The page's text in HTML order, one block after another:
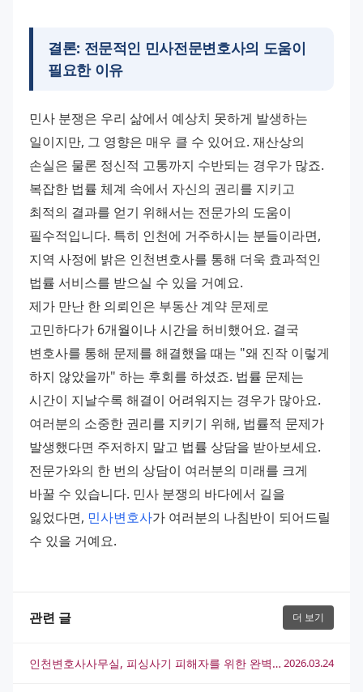
결론: 전문적인 민사전문변호사의 도움이
필요한 이유
민사 분쟁은 우리 삶에서 예상치 못하게 발생하는
일이지만, 그 영향은 매우 클 수 있어요. 재산상의
손실은 물론 정신적 고통까지 수반되는 경우가 많죠.
복잡한 법률 체계 속에서 자신의 권리를 지키고
최적의 결과를 얻기 위해서는 전문가의 도움이
필수적입니다. 특히 인천에 거주하시는 분들이라면,
지역 사정에 밝은 인천변호사를 통해 더욱 효과적인
법률 서비스를 받으실 수 있을 거예요.
제가 만난 한 의뢰인은 부동산 계약 문제로
고민하다가 6개월이나 시간을 허비했어요. 결국
변호사를 통해 문제를 해결했을 때는 "왜 진작 이렇게
하지 않았을까" 하는 후회를 하셨죠. 법률 문제는
시간이 지날수록 해결이 어려워지는 경우가 많아요.
여러분의 소중한 권리를 지키기 위해, 법률적 문제가
발생했다면 주저하지 말고 법률 상담을 받아보세요.
전문가와의 한 번의 상담이 여러분의 미래를 크게
바꿀 수 있습니다. 민사 분쟁의 바다에서 길을
잃었다면, 민사변호사가 여러분의 나침반이 되어드릴
수 있을 거예요.
관련 글 더 보기
인천변호사사무실, 피싱사기 피해자를 위한 완벽한 법적 대응 방법 2026.03.24